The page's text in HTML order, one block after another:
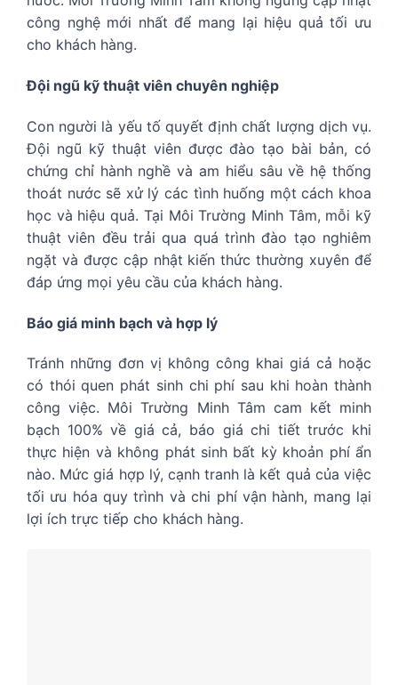
công nghệ mới nhất để mang lại hiệu quả tối ưu
cho khách hàng.
Đội ngũ kỹ thuật viên chuyên nghiệp
Con người là yếu tố quyết định chất lượng dịch vụ.
Đội ngũ kỹ thuật viên được đào tạo bài bản, có
chứng chỉ hành nghề và am hiểu sâu về hệ thống
thoát nước sẽ xử lý các tình huống một cách khoa
học và hiệu quả. Tại Môi Trường Minh Tâm, mỗi kỹ
thuật viên đều trải qua quá trình đào tạo nghiêm
ngặt và được cập nhật kiến thức thường xuyên để
đáp ứng mọi yêu cầu của khách hàng.
Báo giá minh bạch và hợp lý
Tránh những đơn vị không công khai giá cả hoặc
có thói quen phát sinh chi phí sau khi hoàn thành
công việc. Môi Trường Minh Tâm cam kết minh
bạch 100% về giá cả, báo giá chi tiết trước khi
thực hiện và không phát sinh bất kỳ khoản phí ẩn
nào. Mức giá hợp lý, cạnh tranh là kết quả của việc
tối ưu hóa quy trình và chi phí vận hành, mang lại
lợi ích trực tiếp cho khách hàng.